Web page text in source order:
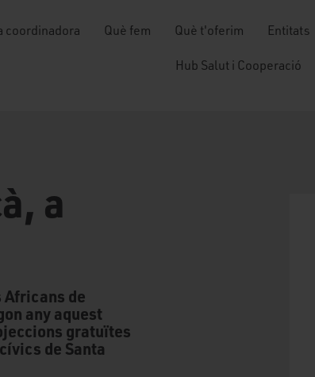
coordinadora Què fem Què t'oferim Entitats
Hub Salut i Cooperació
a
Africans de
any aquest
gratuïtes
de Santa